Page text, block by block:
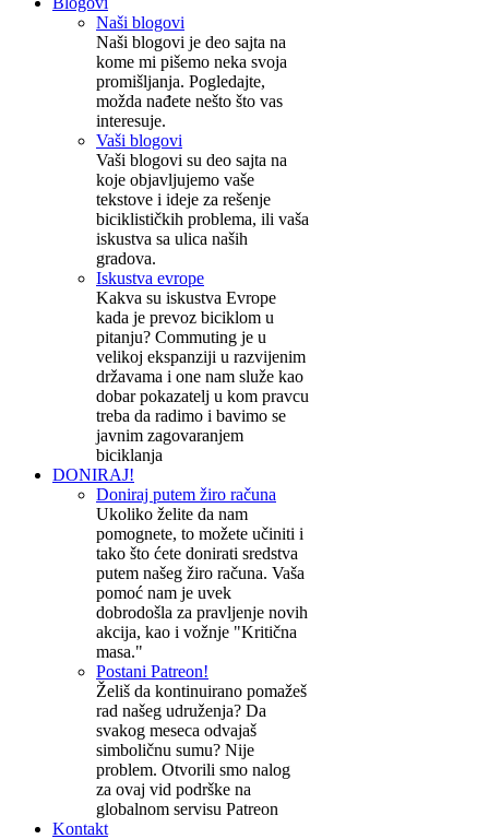
Naši blogovi
Naši blogovi je deo sajta na
kome mi pišemo neka svoja
promišljanja. Pogledajte,
možda nađete nešto što vas
interesuje.
Vaši blogovi
Vaši blogovi su deo sajta na
koje objavljujemo vaše
tekstove i ideje za rešenje
biciklističkih problema, ili vaša
iskustva sa ulica naših
gradova.
Iskustva evrope
Kakva su iskustva Evrope
kada je prevoz biciklom u
pitanju? Commuting je u
velikoj ekspanziji u razvijenim
državama i one nam služe kao
dobar pokazatelj u kom pravcu
treba da radimo i bavimo se
javnim zagovaranjem
biciklanja
DONIRAJ!
Doniraj putem žiro računa
Ukoliko želite da nam
pomognete, to možete učiniti i
tako što ćete donirati sredstva
putem našeg žiro računa. Vaša
pomoć nam je uvek
dobrodošla za pravljenje novih
akcija, kao i vožnje "Kritična
masa."
Postani Patreon!
Želiš da kontinuirano pomažeš
rad našeg udruženja? Da
svakog meseca odvajaš
simboličnu sumu? Nije
problem. Otvorili smo nalog
za ovaj vid podrške na
globalnom servisu Patreon
Kontakt